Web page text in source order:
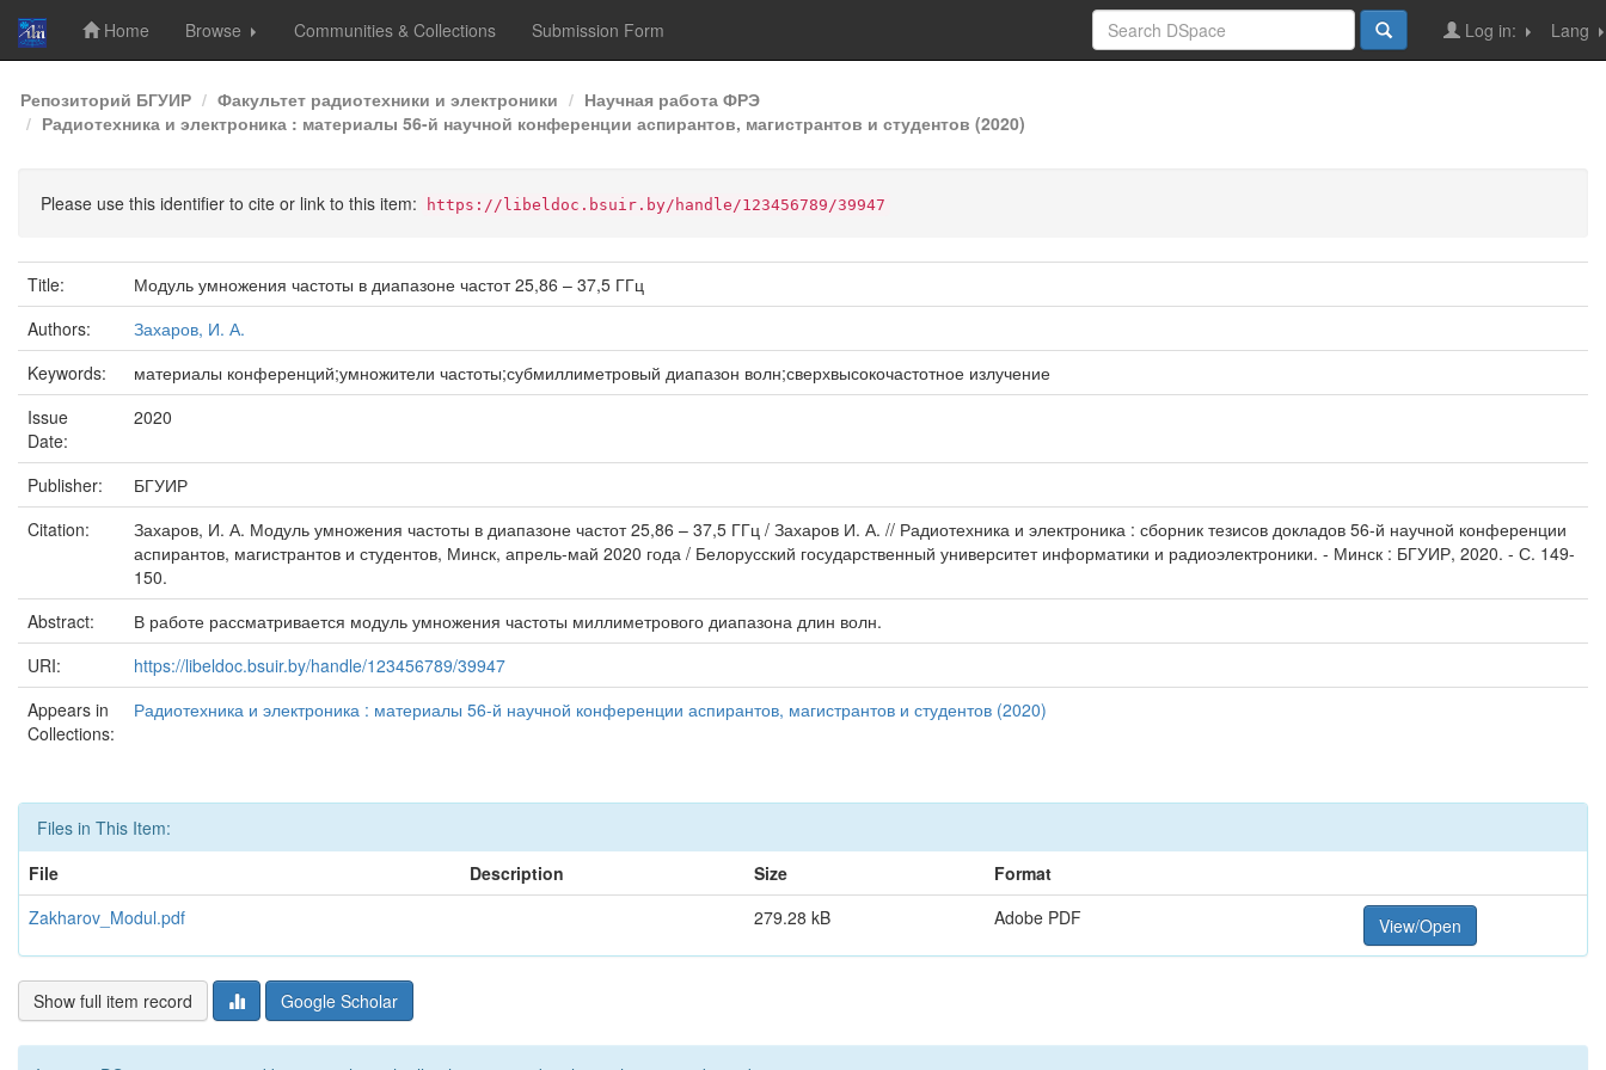
Skip
navigation
Home Browse Communities & Collections Submission Form Lang
Log in:
Репозиторий БГУИР Факультет радиотехники и электроники
Научная работа ФРЭ
Радиотехника и электроника : материалы 56-й научной конференции аспирантов, магистрантов и студентов (2020)
Please use this identifier to cite or link to this item: https://libeldoc.bsuir.by/handle/123456789/39947
Title:
Модуль умножения частоты в диапазоне частот 25,86 – 37,5 ГГц
Authors:
Захаров, И. А.
Keywords:
материалы конференций;умножители частоты;субмиллиметровый диапазон волн;сверхвысокочастотное излучение
Issue
Date:
2020
Publisher:
БГУИР
Citation:
Захаров, И. А. Модуль умножения частоты в диапазоне частот 25,86 – 37,5 ГГц / Захаров И. А. // Радиотехника и электроника : сборник тезисов докладов 56-й научной конференции
аспирантов, магистрантов и студентов, Минск, апрель-май 2020 года / Белорусский государственный университет информатики и радиоэлектроники. - Минск : БГУИР, 2020. - С. 149-
150.
Abstract:
В работе рассматривается модуль умножения частоты миллиметрового диапазона длин волн.
URI:
https://libeldoc.bsuir.by/handle/123456789/39947
Appears in
Collections:
Радиотехника и электроника : материалы 56-й научной конференции аспирантов, магистрантов и студентов (2020)
Files in This Item:
File
Description Size
Format
Zakharov_Modul.pdf
279.28 kB Adobe PDF View/Open
Show full item record Google Scholar